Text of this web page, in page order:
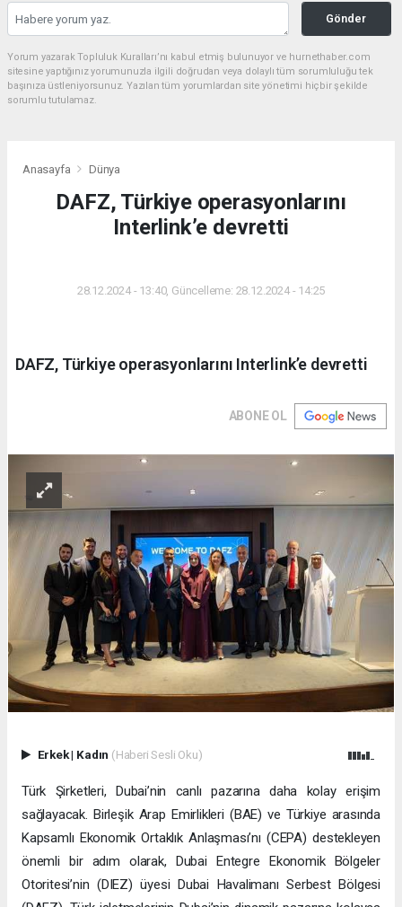
Gönder
Yorum yazarak Topluluk Kuralları’nı kabul etmiş bulunuyor ve hurnethaber.com
sitesine yaptığınız yorumunuzla ilgili doğrudan veya dolaylı tüm sorumluluğu tek
başınıza üstleniyorsunuz. Yazılan tüm yorumlardan site yönetimi hiçbir şekilde
sorumlu tutulamaz.
Anasayfa Dünya
DAFZ, Türkiye operasyonlarını
Interlink’e devretti
28.12.2024 - 13:40, Güncelleme: 28.12.2024 - 14:25
DAFZ, Türkiye operasyonlarını Interlink’e devretti
ABONE OL
Erkek| Kadın (Haberi Sesli Oku)
Türk Şirketleri, Dubai’nin canlı pazarına daha kolay erişim
sağlayacak. Birleşik Arap Emirlikleri (BAE) ve Türkiye arasında
Kapsamlı Ekonomik Ortaklık Anlaşması’nı (CEPA) destekleyen
önemli bir adım olarak, Dubai Entegre Ekonomik Bölgeler
Otoritesi’nin (DIEZ) üyesi Dubai Havalimanı Serbest Bölgesi